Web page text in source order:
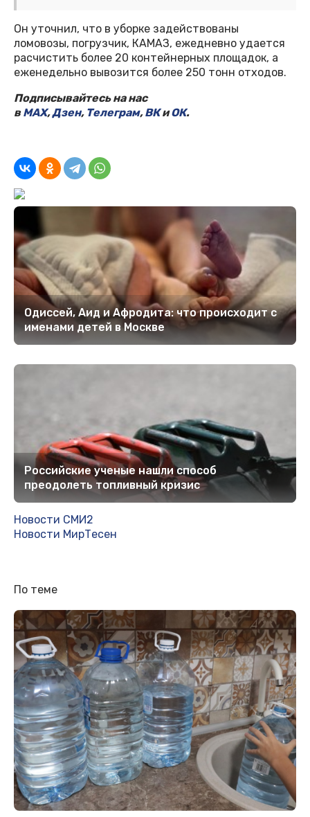
Он уточнил, что в уборке задействованы
ломовозы, погрузчик, КАМАЗ, ежедневно удается
расчистить более 20 контейнерных площадок, а
еженедельно вывозится более 250 тонн отходов.
Подписывайтесь на нас
вMAX,Дзен, Телеграм,ВКиОК.
Одиссей, Аид и Афродита: что происходит с
именами детей в Москве
Российские ученые нашли способ
преодолеть топливный кризис
Новости СМИ2
Новости МирТесен
По теме